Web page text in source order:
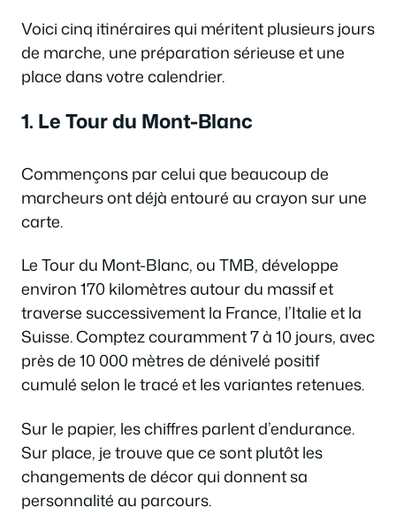
Voici cinq itinéraires qui méritent plusieurs jours
de marche, une préparation sérieuse et une
place dans votre calendrier.
1. Le Tour du Mont-Blanc
Commençons par celui que beaucoup de
marcheurs ont déjà entouré au crayon sur une
carte.
Le Tour du Mont-Blanc, ou TMB, développe
environ 170 kilomètres autour du massif et
traverse successivement la France, l’Italie et la
Suisse. Comptez couramment 7 à 10 jours, avec
près de 10 000 mètres de dénivelé positif
cumulé selon le tracé et les variantes retenues.
Sur le papier, les chiffres parlent d’endurance.
Sur place, je trouve que ce sont plutôt les
changements de décor qui donnent sa
personnalité au parcours.